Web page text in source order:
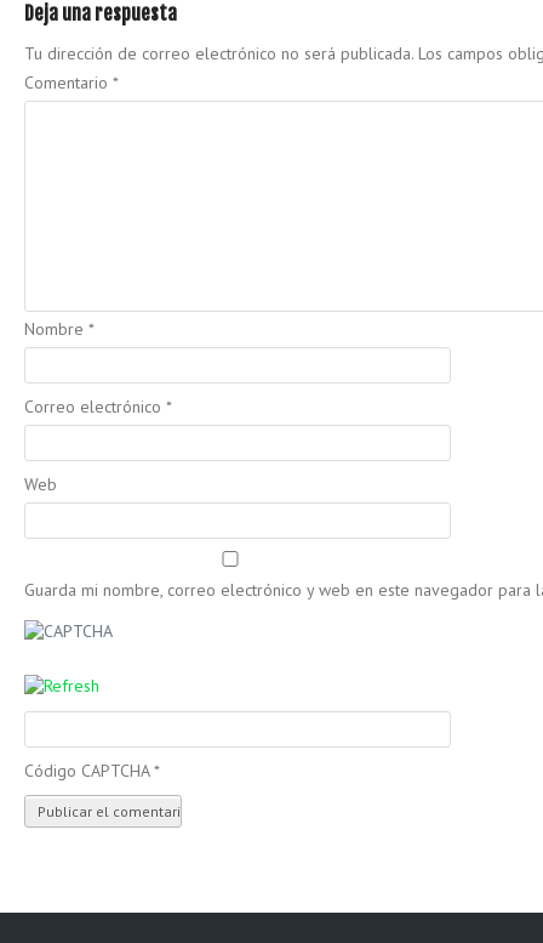
Deja una respuesta
Tu dirección de correo electrónico no será publicada. Los campos
Comentario *
Nombre *
Correo electrónico *
Web
Guarda mi nombre, correo electrónico y web en este navegador para
Código CAPTCHA*